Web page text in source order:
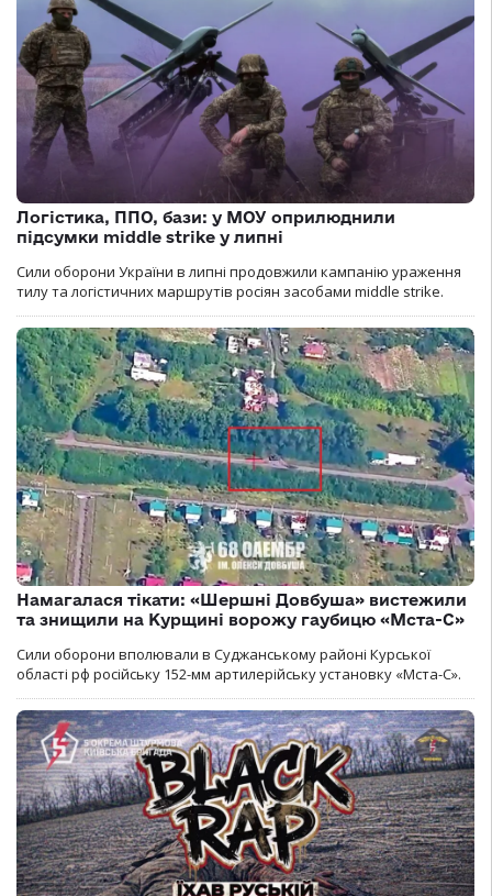
Логістика, ППО, бази: у МОУ оприлюднили
підсумки middle strike у липні
Сили оборони України в липні продовжили кампанію ураження
тилу та логістичних маршрутів росіян засобами middle strike.
Намагалася тікати: «Шершні Довбуша» вистежили
та знищили на Курщині ворожу гаубицю «Мста-С»
Сили оборони вполювали в Суджанському районі Курської
області рф російську 152-мм артилерійську установку «Мста-С».